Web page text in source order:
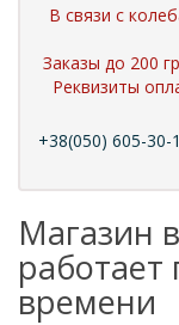
В связи с
Заказы до 200
Реквизиты
+38(050) 605-30-
Магазин
времени